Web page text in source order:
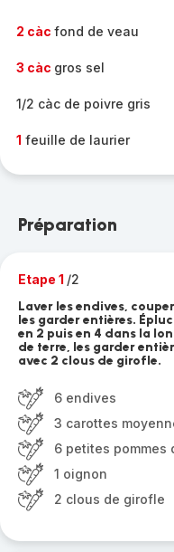
2 càc fond de veau
3 càc gros sel
1/2 càc de poivre gris
1 feuille de laurier
Préparation
Etape 1 /2
Laver les endives,
les garder entières.
en 2 puis en 4 dans la
de terre, les garder
avec 2 clous de girofle.
6 endives
3 carottes
6 petites pommes
1 oignon
2 clous de girofle